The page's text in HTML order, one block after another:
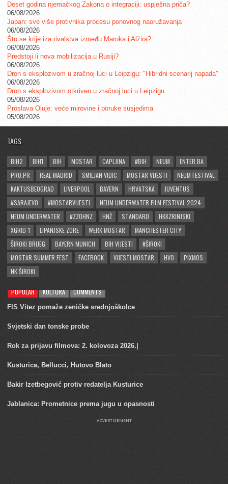
Deset godina njemačkog Zakona o integraciji: uspješna priča?
06/08/2026
Japan: sve više protivnika procesu ponovnog naoružavanja
06/08/2026
Što se krije iza rivalstva između Maroka i Alžira?
06/08/2026
Predstoji li nova mobilizacija u Rusiji?
06/08/2026
Dron s eksplozivom u zračnoj luci u Leipzigu: "Hibridni scenarij napada"
06/08/2026
Dron s eksplozivom otkriven u zračnoj luci u Leipzigu
05/08/2026
Proslava Oluje: veće mirovine i poruke susjedima
05/08/2026
TAGS
BIH2 BIH1 BIH MOSTAR CAPLJINA #BIH NEUM
ENTER.BA
PRO.PR
REAL MADRID SMILJAN VIDIC MOSTAR VIJESTI
NEUM FESTIVAL
KAKTUSBEOGRAD
LIVERPOOL BAYERN HRVATSKA
JUVENTUS
#SARAJEVO
#MOSTARVIJESTI
NEUM UNDERWATER FILM FESTIVAL 2024
NEUM UNDERWATER
#ZZOHNZ HNŽ STANDARD
HKKZRINJSKI
XGRID-1
LIPANJSKE ZORE WERK MOSTAR
MANCHESTER CITY
ŠIROKI BRIJEG
BAYERN MUNICH BIH VIJESTI
#ŠIROKI
MOSTAR SUMMER FEST
FACEBOOK VIJESTI MOSTAR HVO
PIXMOS
NK ŠIROKI
POPULAR KULTURA COMMENTS
FIS Vitez pomaže zeničke srednjoškolce
Svjetski dan tonske probe
Rok za prijavu filmova: 2. kolovoza 2026.|
Kusturica, Bellucci, Hutovo Blato
Bakir Izetbegović protiv redatelja Kusturice
Jablanica: Prometnice prema jugu u opasnosti
ADVERTISEMENT